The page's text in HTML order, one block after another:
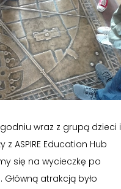
wraz z grupą dzieci i
z ASPIRE Education Hub
się na wycieczkę po
Główną atrakcją było